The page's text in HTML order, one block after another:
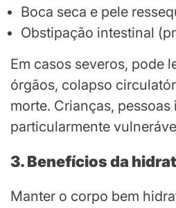
Boca seca e pele
Obstipação intestinal
Em casos severos, pode
órgãos, colapso
morte. Crianças, pessoas
particularmente
3. Benefícios da
Manter o corpo bem